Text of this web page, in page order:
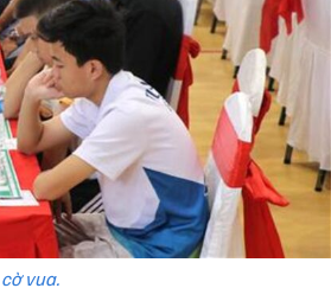
vua.